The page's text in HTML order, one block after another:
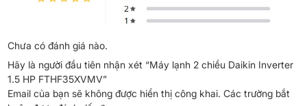
11.900 BTU (dải 4.100 – 13.000
BTU)
Điện tiêu thụ
(lạnh/sưởi)
980 W / 980 W
Chưa có đánh giá nào.
Hãy là người đầu tiên nhận xét “Máy lạnh 2 chiều Daikin Inverter
1.5 HP FTHF35XVMV”
Email của bạn sẽ không được hiển thị công khai. Các trường bắt